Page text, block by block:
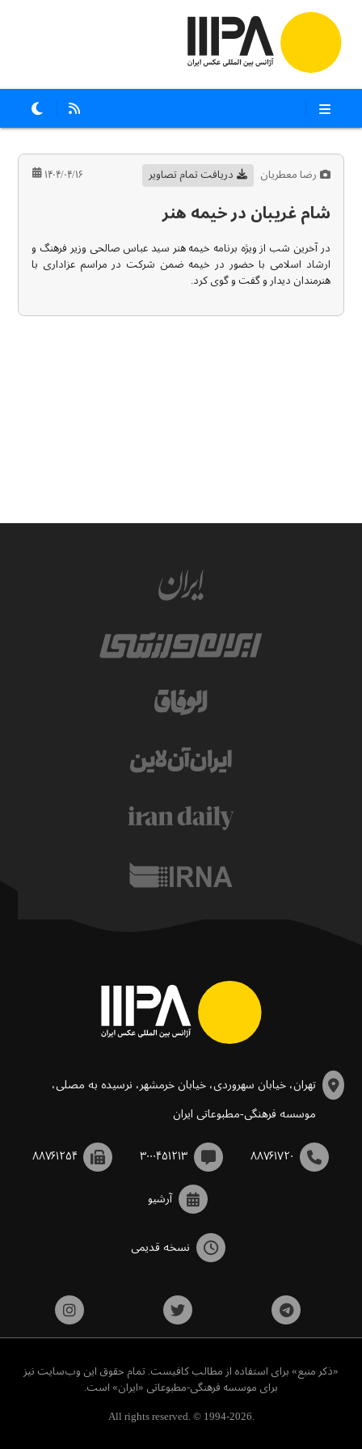
رضا معطریان دریافت تمام تصاویر ۱۴۰۴/۰۴/۱۶
شام غریبان در خیمه هنر
در آخرین شب از ویژه برنامه خیمه هنر سید عباس صالحی وزیر فرهنگ و
ارشاد اسلامی با حضور در خیمه ضمن شرکت در مراسم عزاداری با
هنرمندان دیدار و گفت و گوی کرد.
تهران، خیابان سهروردی، خیابان خرمشهر، نرسیده به مصلی،
موسسه فرهنگی-مطبوعاتی ایران
۸۸۷۶۱۷۲۰ ۳۰۰۰۴۵۱۲۱۳ ۸۸۷۶۱۲۵۴
آرشیو
نسخه قدیمی
«ذکر منبع» برای استفاده از مطالب کافیست. تمام حقوق این وب‌سایت نیز
برای موسسه فرهنگی-مطبوعاتی «ایران» است.
All rights reserved. © 1994-2026.